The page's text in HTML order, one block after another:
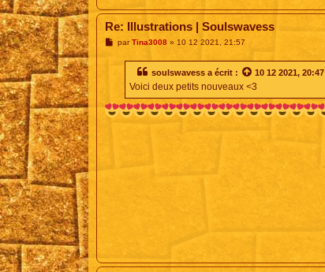
Re: Illustrations | Soulswavess
MparTina3008» 10 12 2021, 21:57
soulswavess a écrit : 10 12 2021, 20:47
Voici deux petits nouveaux <3